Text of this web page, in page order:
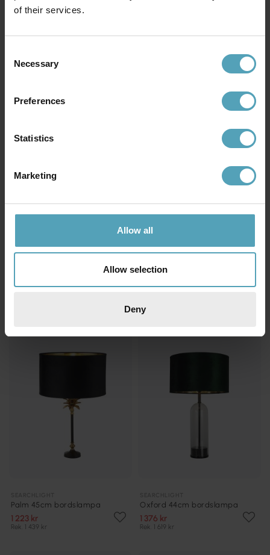
of their services.
Selection
Necessary
Preferences
Statistics
Marketing
Allow all
Allow selection
Deny
SEARCHLIGHT
Pedestal 50cm bordslampa
Rek. 1 969 kr
Monkey 40cm bordslampa
Rek. 1 159 kr
Palm 45cm bordslampa
1 223 kr
Rek. 1 439 kr
Oxford 44cm bordslampa
1 376 kr
Rek. 1 619 kr